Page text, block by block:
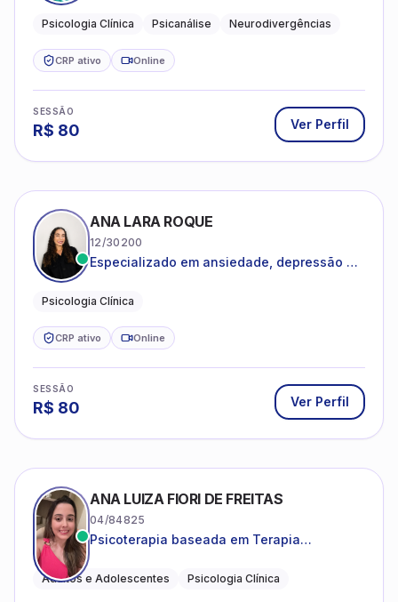
crianças neurotípicas
Psicologia Clínica Psicanálise Neurodivergências
CRP ativo Online
SESSÃO
R$ 80 Ver Perfil
ANA LARA ROQUE
12/30200
Especializado em ansiedade, depressão e
Psicologia Clínica
CRP ativo Online
SESSÃO
R$ 80 Ver Perfil
ANA LUIZA FIORI DE FREITAS
04/84825
Psicoterapia baseada em Terapia
Adultos e Adolescentes Psicologia Clínica